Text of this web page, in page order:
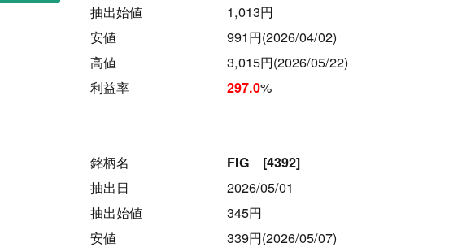
抽出始値
1,013円
安値
991円(2026/04/02)
高値
3,015円(2026/05/22)
利益率
297.0%
銘柄名 FIG [4392]
抽出日
2026/05/01
抽出始値
345円
安値
339円(2026/05/07)